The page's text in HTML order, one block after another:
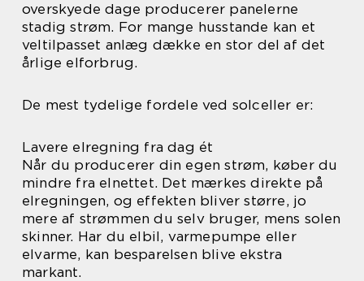
overskyede dage producerer panelerne
stadig strøm. For mange husstande kan et
veltilpasset anlæg dække en stor del af det
årlige elforbrug.
De mest tydelige fordele ved solceller er:
Lavere elregning fra dag ét
Når du producerer din egen strøm, køber du
mindre fra elnettet. Det mærkes direkte på
elregningen, og effekten bliver større, jo
mere af strømmen du selv bruger, mens solen
skinner. Har du elbil, varmepumpe eller
elvarme, kan besparelsen blive ekstra
markant.